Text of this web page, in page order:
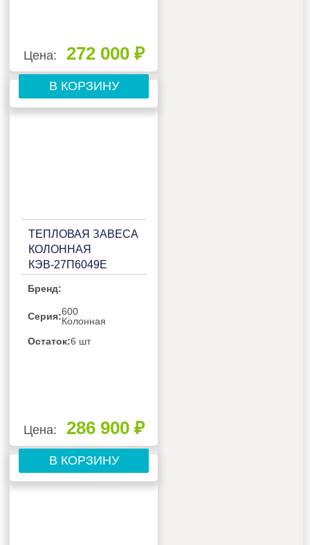
Цена: 272 000 ₽
В КОРЗИНУ
ТЕПЛОВАЯ ЗАВЕСА
КОЛОННАЯ
КЭВ-27П6049Е
Бренд:
Серия:600
Колонная
Остаток:6 шт
Цена: 286 900 ₽
В КОРЗИНУ